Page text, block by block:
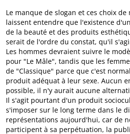
Le manque de slogan et ces choix de
laissent entendre que l'existence
de la beauté et des produits
serait de l'ordre du constat, qu'il
Les hommes devraient suivre le
pour "Le Mâle", tandis que les
de "Classique" parce que c'est
produit adéquat à leur sexe. Aucun
possible, il n'y aurait aucune
Il s'agit pourtant d'un produit
s'imposer sur le long terme dans le
représentations aujourd'hui, car de
participent à sa perpétuation, la